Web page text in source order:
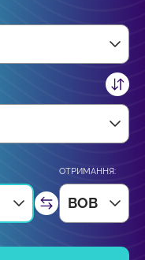
ОТРИМАННЯ:
BOB